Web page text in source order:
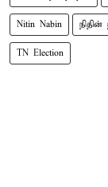
Nitin Nabin நிதின்
TN Election